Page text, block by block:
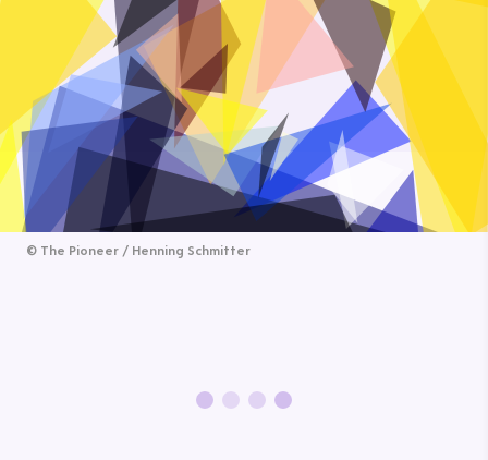
© The Pioneer / Henning Schmitter